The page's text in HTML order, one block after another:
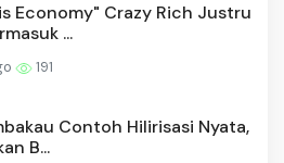
Economy" Crazy Rich Justru
...
191
Contoh Hilirisasi Nyata,
B...